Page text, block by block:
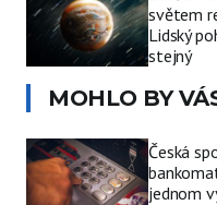
světem
Lidský
stejný
MOHLO BY
Česká
jednom